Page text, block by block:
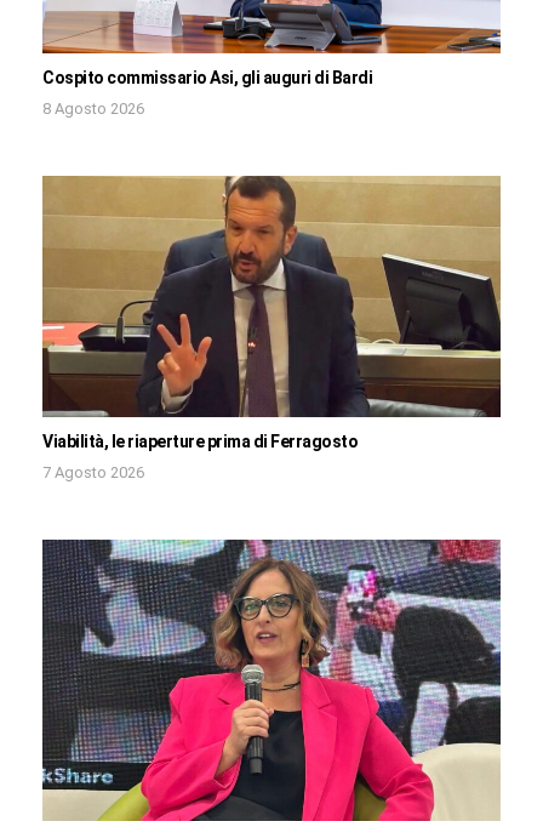
Cospito commissario Asi, gli auguri di Bardi
8 Agosto 2026
Viabilità, le riaperture prima di Ferragosto
7 Agosto 2026